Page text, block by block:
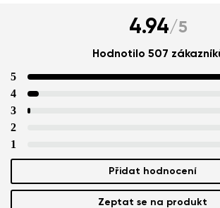
4.94/5
Hodnotilo 507
5
4
3
2
1
Přidat hodnocení
Zeptat se na produkt